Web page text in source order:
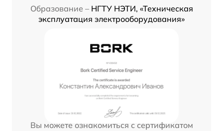
Образование – НГТУ НЭТИ, «Техническая
эксплуатация электрооборудования»
Вы можете ознакомиться с сертификатом